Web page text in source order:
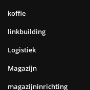
koffie
linkbuilding
Logistiek
Magazijn
magazijninrichting